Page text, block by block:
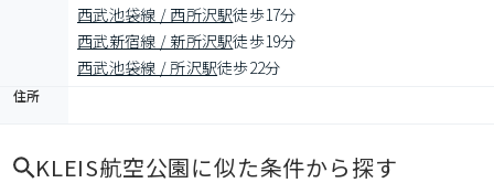
西武池袋線 / 西所沢駅徒歩17分
西武新宿線 / 新所沢駅徒歩19分
西武池袋線 / 所沢駅徒歩22分
住所
KLEIS航空公園に似た条件から探す